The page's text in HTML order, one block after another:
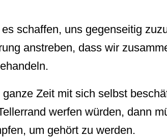
schaffen, uns gegenseitig
anstreben, dass wir
Zeit mit sich selbst
werfen würden, dann
um gehört zu werden.